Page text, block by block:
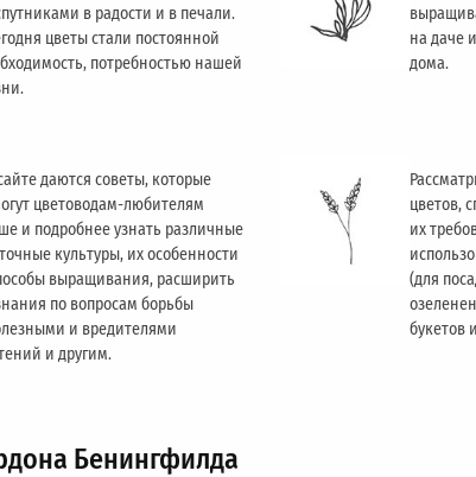
в радости и в печали.
цветы стали постоянной
потребностью нашей
на даче
дома.
даются советы, которые
цветоводам-любителям
и подробнее узнать различные
культуры, их особенности
выращивания, расширить
по вопросам борьбы
и вредителями
и другим.
цветов,
их
(для
букетов
Бенингфилда